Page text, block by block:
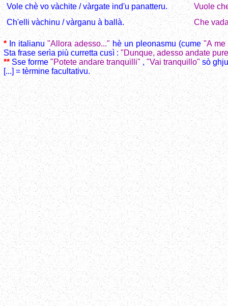
Vole chè vo vàchite / vàrgate ind'u panatteru.
Vuole
Ch'elli vàchinu / vàrganu à ballà.
Che
*In italianu "Allora adesso..." hè un pleonasmu (cume"A me
Sta frase serìa più curretta cusì : "Dunque, adesso andate
**Sse forme"Potete andare tranquilli","Vai tranquillo" sò
[...] = tèrmine facultativu.